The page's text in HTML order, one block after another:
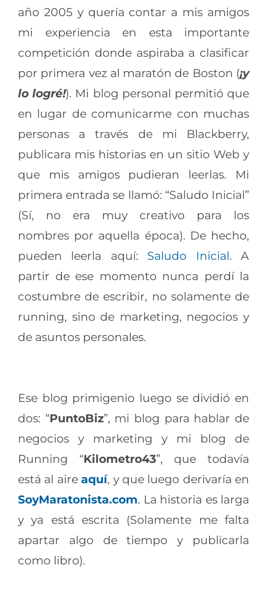
año 2005 y quería contar a mis amigos
mi experiencia en esta importante
competición donde aspiraba a clasificar
por primera vez al maratón de Boston (¡y
lo logré!). Mi blog personal permitió que
en lugar de comunicarme con muchas
personas a través de mi Blackberry,
publicara mis historias en un sitio Web y
que mis amigos pudieran leerlas. Mi
primera entrada se llamó: “Saludo Inicial”
(Sí, no era muy creativo para los
nombres por aquella época). De hecho,
pueden leerla aquí: Saludo Inicial. A
partir de ese momento nunca perdí la
costumbre de escribir, no solamente de
running, sino de marketing, negocios y
de asuntos personales.
Ese blog primigenio luego se dividió en
dos: “PuntoBiz”, mi blog para hablar de
negocios y marketing y mi blog de
Running “Kilometro43”, que todavía
está al aireaquí, y que luego derivaría en
SoyMaratonista.com. La historia es larga
y ya está escrita (Solamente me falta
apartar algo de tiempo y publicarla
como libro).